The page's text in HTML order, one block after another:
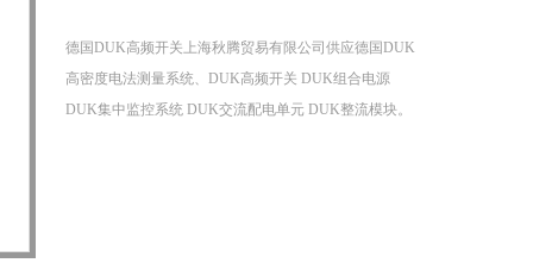
德国DUK高频开关上海秋腾贸易有限公司供应德国DUK
高密度电法测量系统、DUK高频开关 DUK组合电源
DUK集中监控系统 DUK交流配电单元 DUK整流模块。